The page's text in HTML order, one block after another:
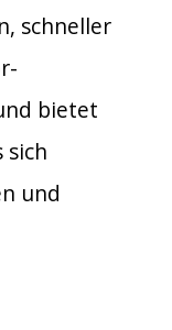
schneller
bietet
sich
und